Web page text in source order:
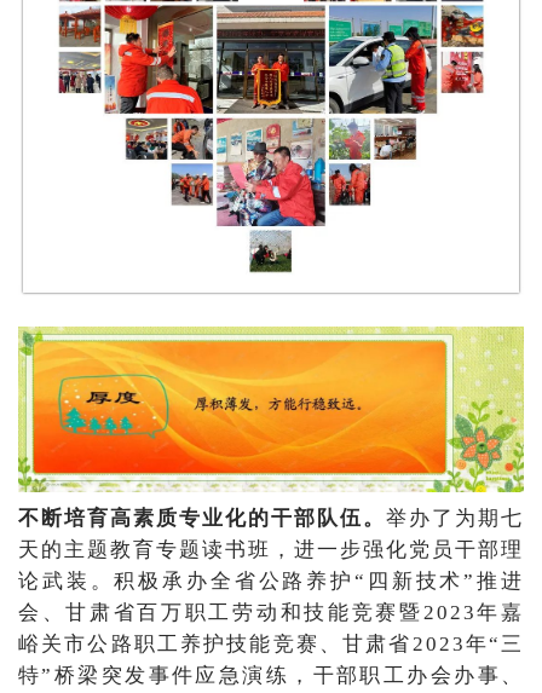
不断培育高素质专业化的干部队伍。 举办了为期七
天的主题教育专题读书班，进一步强化党员干部理
论武装。积极承办全省公路养护“四新技术”推进
会、甘肃省百万职工劳动和技能竞赛暨2023年嘉
峪关市公路职工养护技能竞赛、甘肃省2023年“三
特”桥梁突发事件应急演练，干部职工办会办事、